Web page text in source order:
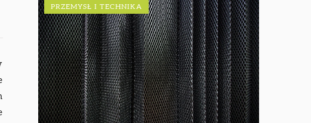
PRZEMYSŁ I TECHNIKA